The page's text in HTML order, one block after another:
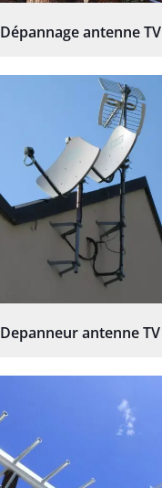
Dépannage antenne TV
Depanneur antenne TV